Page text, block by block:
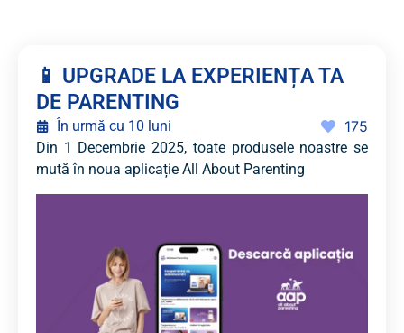
📱 UPGRADE LA EXPERIENȚA TA
DE PARENTING
În urmă cu 10 luni 175
Din 1 Decembrie 2025, toate produsele noastre se
mută în noua aplicație All About Parenting